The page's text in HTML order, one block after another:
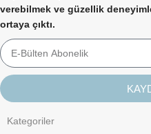
verebilmek ve güzellik
ortaya çıktı.
Kategoriler